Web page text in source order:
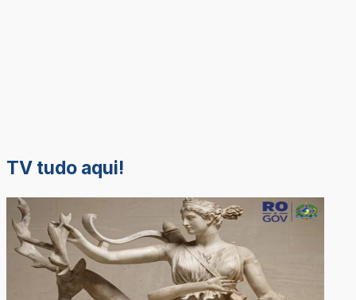
TV tudo aqui!